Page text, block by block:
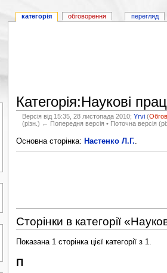
Категорія:Наукові
Версія від 15:35, 28 листопада 2010;Yrvi (
(різн.) ← Попередня версія • Поточна версія
Основна сторінка: Настенко Л.Г.
Сторінки в категорії
Показана 1 сторінка цієї категорії з 1.
П
категорія обговорення перегляд